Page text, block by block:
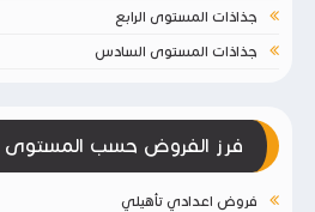
جذاذات المستوى الرابع
جذاذات المستوى السادس
فرز الفروض حسب المستوى
فروض اعدادي تأهيلي